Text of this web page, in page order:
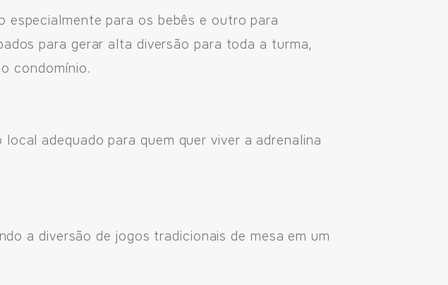
especialmente para os bebês e outro para
para gerar alta diversão para toda a turma,
condomínio.
adequado para quem quer viver a adrenalina
a diversão de jogos tradicionais de mesa em um